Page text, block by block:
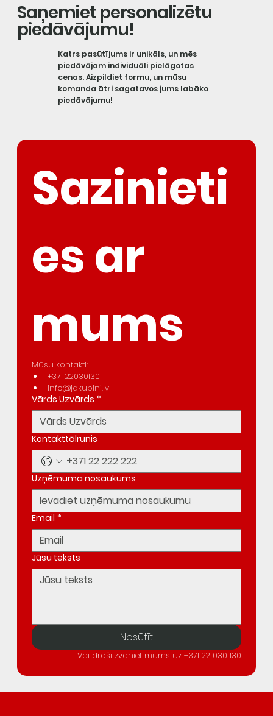
Saņemiet personalizētu
piedāvājumu!
Katrs pasūtījums ir unikāls, un mēs
piedāvājam individuāli pielāgotas
cenas. Aizpildiet formu, un mūsu
komanda ātri sagatavos jums labāko
piedāvājumu!
Sazinieti
es ar
mums
Mūsu kontakti:
+371 22030130
info@jakubini.lv
Vārds Uzvārds *
Kontakttālrunis
Uzņēmuma nosaukums
Email *
Jūsu teksts
Nosūtīt
Vai droši zvaniet mums uz +371 22 030 130